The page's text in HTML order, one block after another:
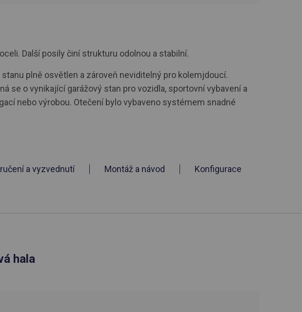
Další posily činí strukturu odolnou a stabilní.
plně osvětlen a zároveň neviditelný pro kolemjdoucí.
se o vynikající garážový stan pro vozidla, sportovní vybavení a
nebo výrobou. Otečení bylo vybaveno systémem snadné
a vyzvednutí Montáž a návod Konfigurace
hala